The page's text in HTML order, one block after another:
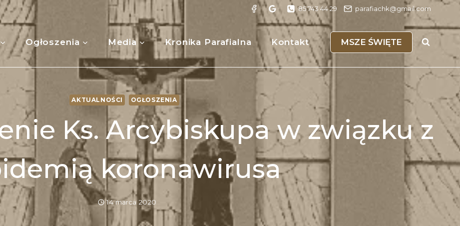
85 743 44 29 parafiachk@gmail.com
Ogłoszenia Media Kronika Parafialna Kontakt MSZE ŚWIĘTE
AKTUALNOŚCI OGŁOSZENIA
Ks. Arcybiskupa w związku z
koronawirusa
14 marca 2020